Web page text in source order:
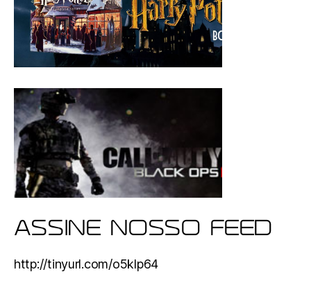
ASSINE NOSSO FEED
http://tinyurl.com/o5klp64